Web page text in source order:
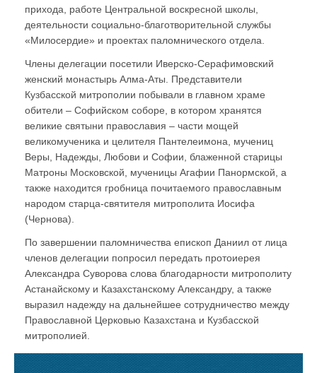
прихода, работе Центральной воскресной школы,
деятельности социально-благотворительной службы
«Милосердие» и проектах паломнического отдела.
Члены делегации посетили Иверско-Серафимовский
женский монастырь Алма-Аты. Представители
Кузбасской митрополии побывали в главном храме
обители – Софийском соборе, в котором хранятся
великие святыни православия – части мощей
великомученика и целителя Пантелеимона, мучениц
Веры, Надежды, Любови и Софии, блаженной старицы
Матроны Московской, мученицы Агафии Панормской, а
также находится гробница почитаемого православным
народом старца-святителя митрополита Иосифа
(Чернова).
По завершении паломничества епископ Даниил от лица
членов делегации попросил передать протоиерея
Александра Суворова слова благодарности митрополиту
Астанайскому и Казахстанскому Александру, а также
выразил надежду на дальнейшее сотрудничество между
Православной Церковью Казахстана и Кузбасской
митрополией.